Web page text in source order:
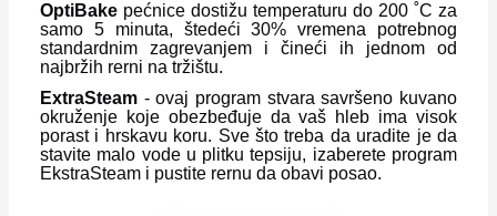
OptiBake pećnice dostižu temperaturu do 200 ˚C za
samo 5 minuta, štedeći 30% vremena potrebnog
standardnim zagrevanjem i čineći ih jednom od
najbržih rerni na tržištu.
ExtraSteam - ovaj program stvara savršeno kuvano
okruženje koje obezbeđuje da vaš hleb ima visok
porast i hrskavu koru. Sve što treba da uradite je da
stavite malo vode u plitku tepsiju, izaberete program
EkstraSteam i pustite rernu da obavi posao.